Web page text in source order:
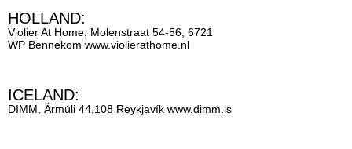
HOLLAND:
Violier At Home, Molenstraat 54-56, 6721
WP Bennekom www.violierathome.nl
ICELAND:
DIMM, Ármúli 44,108 Reykjavík www.dimm.is